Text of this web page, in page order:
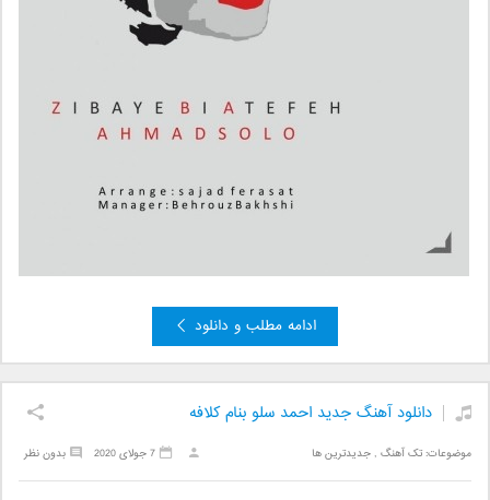
ادامه مطلب و دانلود
دانلود آهنگ جدید احمد سلو بنام کلافه
موضوعات:تک آهنگ ,جدیدترین ها بدون نظر 7 جولای 2020